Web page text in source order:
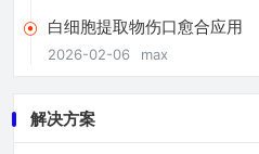
白细胞提取物伤口愈合应用
2026-02-06 max
解决方案